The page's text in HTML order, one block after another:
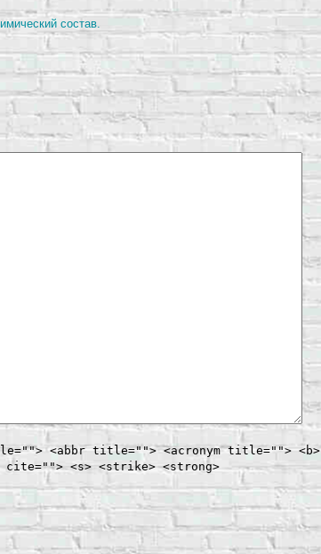
состав.
<abbr title=""> <acronym title=""> <b>
cite=""> <s> <strike> <strong>